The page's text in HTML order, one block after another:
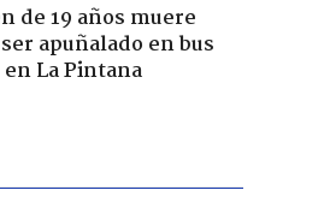
de 19 años muere
apuñalado en bus
en La Pintana